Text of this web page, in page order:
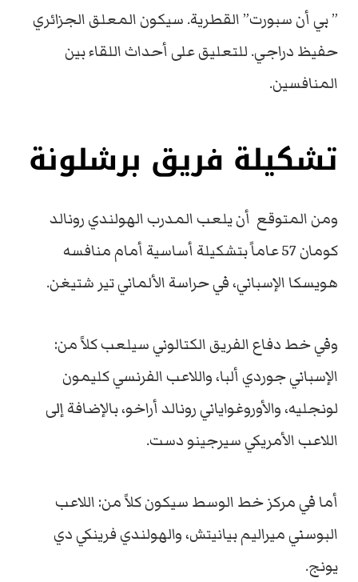
” بي أن سبورت” القطرية. سيكون المعلق الجزائري
حفيظ دراجي. للتعليق على أحداث اللقاء بين
المنافسين.
تشكيلة فريق برشلونة
ومن المتوقع أن يلعب المدرب الهولندي رونالد
كومان 57 عاماً بتشكيلة أساسية أمام منافسه
هويسكا الإسباني، في حراسة الألماني تير شتيغن.
وفي خط دفاع الفريق الكتالوني سيلعب كلاً من:
الإسباني جوردي ألبا، واللاعب الفرنسي كليمون
لونجليه، والأوروغواياني رونالد أراخو، بالإضافة إلى
اللاعب الأمريكي سيرجينو دست.
أما في مركز خط الوسط سيكون كلاً من: اللاعب
البوسني ميراليم بيانيتش، والهولندي فرينكي دي
يونج.